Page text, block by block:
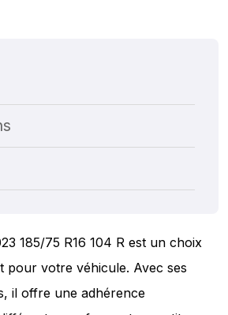
185/75 R16 104 R est un choix
pour votre véhicule. Avec ses
il offre une adhérence